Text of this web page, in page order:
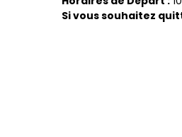
Si vous souhaitez